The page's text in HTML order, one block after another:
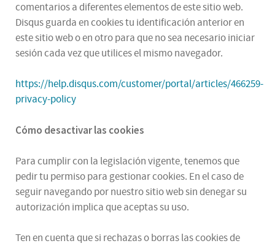
comentarios a diferentes elementos de este sitio web.
Disqus guarda en cookies tu identificación anterior en
este sitio web o en otro para que no sea necesario iniciar
sesión cada vez que utilices el mismo navegador.
https://help.disqus.com/customer/portal/articles/466259-
privacy-policy
Cómo desactivar las cookies
Para cumplir con la legislación vigente, tenemos que
pedir tu permiso para gestionar cookies. En el caso de
seguir navegando por nuestro sitio web sin denegar su
autorización implica que aceptas su uso.
Ten en cuenta que si rechazas o borras las cookies de